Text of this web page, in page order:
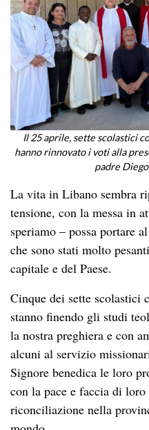
Il 25 aprile, sette scolastici
hanno rinnovato i voti alla
padre
La vita in Libano sembra
tensione, con la messa in
speriamo – possa portare
che sono stati molto
capitale e del Paese.
Cinque dei sette scolastici
stanno finendo gli studi
la nostra preghiera e con
alcuni al servizio
Signore benedica le loro
con la pace e faccia di
riconciliazione nella